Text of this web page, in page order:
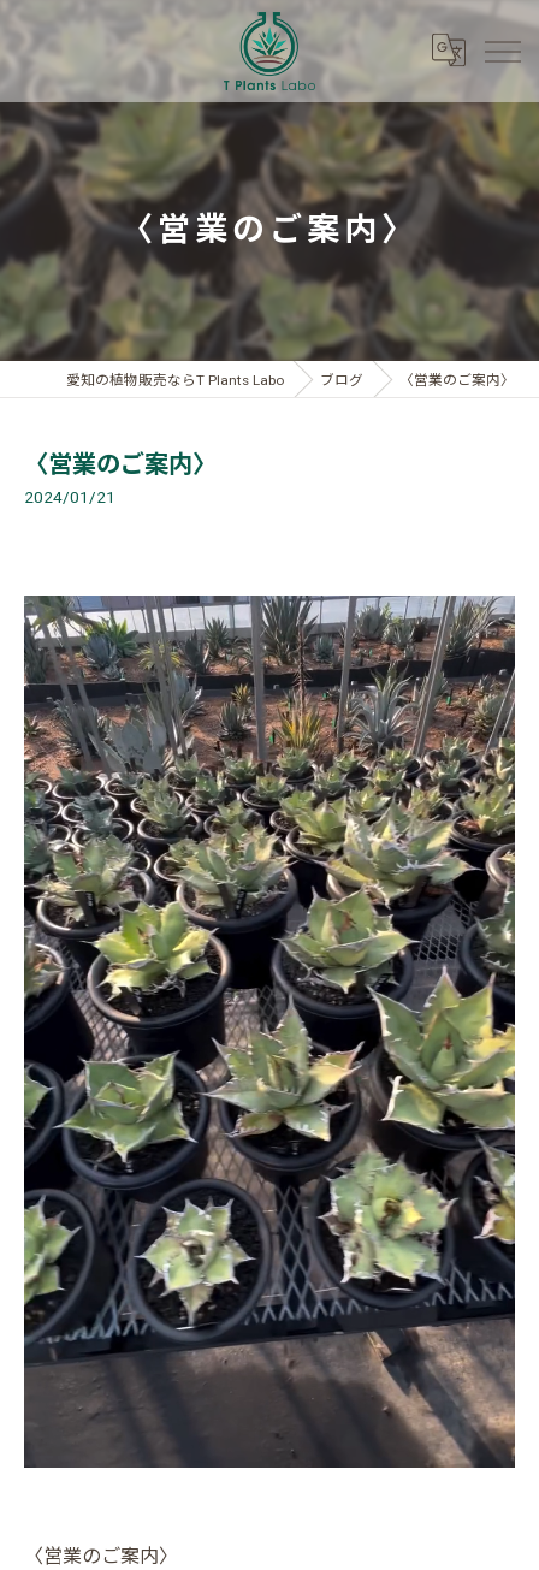
〈営業のご案内〉
愛知の植物販売ならT Plants Labo ブログ 〈営業のご案内〉
〈営業のご案内〉
2024/01/21
〈営業のご案内〉